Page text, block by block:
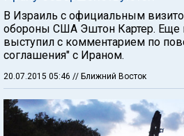
В Израиль с официальным
обороны США Эштон Картер. Еще
выступил с комментарием по
соглашения" с Ираном.
20.07.2015 05:46 // Ближний Восток